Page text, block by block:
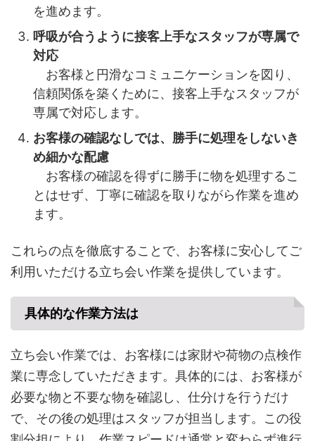
を進めます。
呼吸が合うように接客上手なスタッフが専属で
対応
お客様と円滑なコミュニケーションを図り、
信頼関係を築くために、接客上手なスタッフが
専属で対応します。
お客様の確認なしでは、勝手に処理をしないき
め細かな配慮
お客様の確認を得ずに勝手に物を処理するこ
とはせず、丁寧に確認を取りながら作業を進め
ます。
これらの点を徹底することで、お客様に安心してご
利用いただける立ち会い作業を提供しています。
具体的な作業方法は
立ち会い作業では、お客様には家財や荷物の点検作
業に専念していただきます。具体的には、お客様が
必要な物と不要な物を確認し、仕分けを行うだけ
で、その後の処理はスタッフが担当します。この役